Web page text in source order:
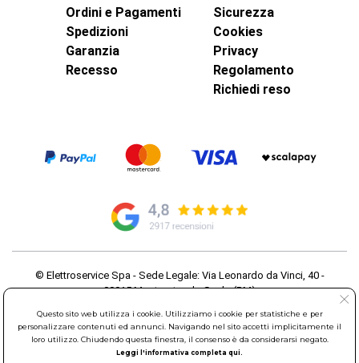
Ordini e Pagamenti
Spedizioni
Garanzia
Recesso
Sicurezza
Cookies
Privacy
Regolamento
Richiedi reso
© Elettroservice Spa - Sede Legale: Via Leonardo da Vinci, 40 -
00015 Monterotondo Scalo (RM)
Sociale 1.600.000,00 Euro i.v. Iscritto al Registro delle Imprese di
Roma REA: RM-535144
Sede Operativa: Via Leonardo da Vinci, 40 - 00015 Monterotondo
Questo sito web utilizza i cookie. Utilizziamo i cookie per statistiche e per
personalizzare contenuti ed annunci. Navigando nel sito accetti implicitamente il
loro utilizzo. Chiudendo questa finestra, il consenso è da considerarsi negato.
Leggi l'informativa completa qui.